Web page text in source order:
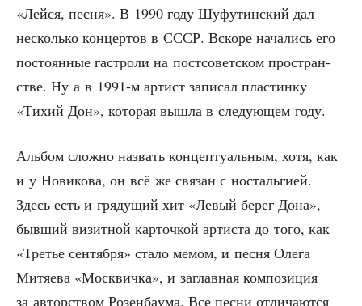
«Лей­ся, пес­ня». В 1990 году Шуфу­тин­ский дал
несколь­ко кон­цер­тов в СССР. Вско­ре нача­лись его
посто­ян­ные гастро­ли на пост­со­вет­ском про­стран­
стве. Ну а в 1991‑м артист запи­сал пла­стин­ку
«Тихий Дон», кото­рая вышла в сле­ду­ю­щем году.
Аль­бом слож­но назвать кон­цеп­ту­аль­ным, хотя, как
и у Нови­ко­ва, он всё же свя­зан с носталь­ги­ей.
Здесь есть и гря­ду­щий хит «Левый берег Дона»,
быв­ший визит­ной кар­точ­кой арти­ста до того, как
«Тре­тье сен­тяб­ря» ста­ло мемом, и пес­ня Оле­га
Митя­е­ва «Моск­вич­ка», и заглав­ная ком­по­зи­ция
за автор­ством Розен­ба­у­ма. Все пес­ни отли­ча­ют­ся